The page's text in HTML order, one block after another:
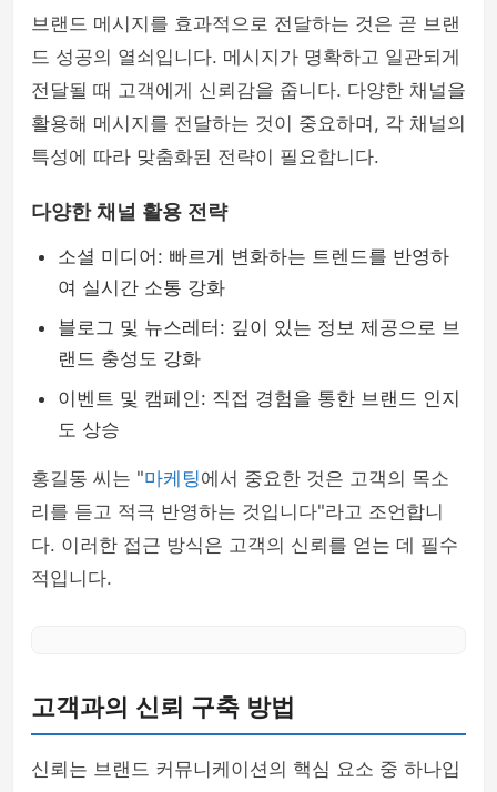
브랜드 메시지를 효과적으로 전달하는 것은 곧 브랜
드 성공의 열쇠입니다. 메시지가 명확하고 일관되게
전달될 때 고객에게 신뢰감을 줍니다. 다양한 채널을
활용해 메시지를 전달하는 것이 중요하며, 각 채널의
특성에 따라 맞춤화된 전략이 필요합니다.
다양한 채널 활용 전략
소셜 미디어: 빠르게 변화하는 트렌드를 반영하
여 실시간 소통 강화
블로그 및 뉴스레터: 깊이 있는 정보 제공으로 브
랜드 충성도 강화
이벤트 및 캠페인: 직접 경험을 통한 브랜드 인지
도 상승
홍길동 씨는 "마케팅에서 중요한 것은 고객의 목소
리를 듣고 적극 반영하는 것입니다"라고 조언합니
다. 이러한 접근 방식은 고객의 신뢰를 얻는 데 필수
적입니다.
고객과의 신뢰 구축 방법
신뢰는 브랜드 커뮤니케이션의 핵심 요소 중 하나입